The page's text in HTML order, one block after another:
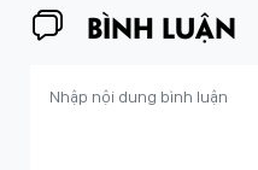
BÌNH LUẬN